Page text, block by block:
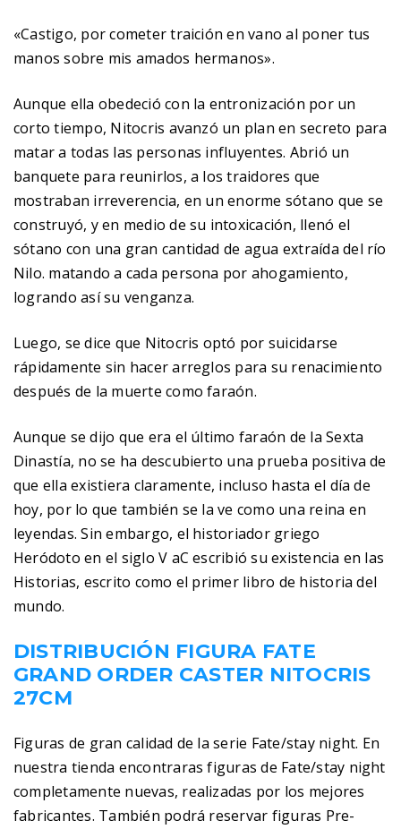
«Castigo, por cometer traición en vano al poner tus
manos sobre mis amados hermanos».
Aunque ella obedeció con la entronización por un
corto tiempo, Nitocris avanzó un plan en secreto para
matar a todas las personas influyentes. Abrió un
banquete para reunirlos, a los traidores que
mostraban irreverencia, en un enorme sótano que se
construyó, y en medio de su intoxicación, llenó el
sótano con una gran cantidad de agua extraída del río
Nilo. matando a cada persona por ahogamiento,
logrando así su venganza.
Luego, se dice que Nitocris optó por suicidarse
rápidamente sin hacer arreglos para su renacimiento
después de la muerte como faraón.
Aunque se dijo que era el último faraón de la Sexta
Dinastía, no se ha descubierto una prueba positiva de
que ella existiera claramente, incluso hasta el día de
hoy, por lo que también se la ve como una reina en
leyendas. Sin embargo, el historiador griego
Heródoto en el siglo V aC escribió su existencia en las
Historias, escrito como el primer libro de historia del
mundo.
DISTRIBUCIÓN FIGURA FATE
GRAND ORDER CASTER NITOCRIS
27CM
Figuras de gran calidad de la serie Fate/stay night. En
nuestra tienda encontraras figuras de Fate/stay night
completamente nuevas, realizadas por los mejores
fabricantes. También podrá reservar figuras Pre-